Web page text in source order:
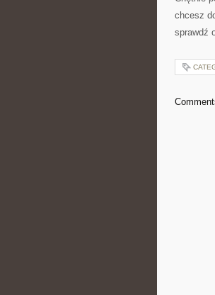
chcesz
sprawdź